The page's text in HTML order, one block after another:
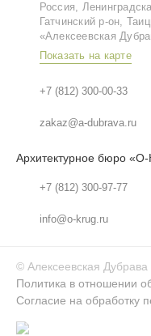
Россия,
Гатчинский р‑он,
«Алексеевская
Показать на карте
+7 (812) 300-00-33
zakaz@a-dubrava.ru
Архитектурное бюро
+7 (812) 300-97-77
info@o-krug.ru
© Алексеевская Дубрава
Политика в отношении
Согласие на обработку